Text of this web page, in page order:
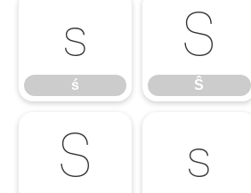
ś
ś
Ŝ
Ŝ
Ş ş